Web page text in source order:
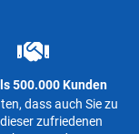
500.000 Kunden
dass auch Sie zu
zufriedenen